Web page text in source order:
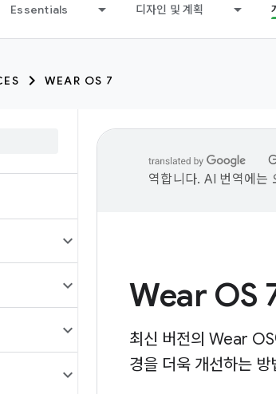
Essentials 디자인 및 계획
WEAR OS 7
역합니다. AI 번역에는
Wear OS
최신 버전의 Wear
경을 더욱 개선하는